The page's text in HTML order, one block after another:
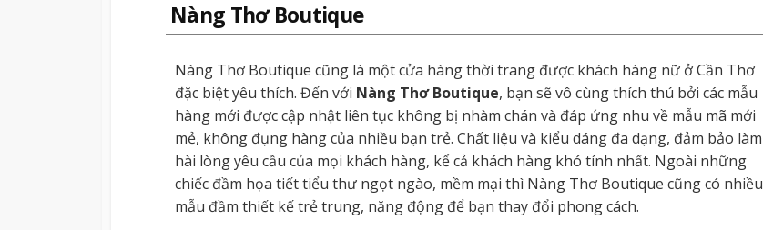
Nàng Thơ Boutique
Nàng Thơ Boutique cũng là một cửa hàng thời trang được khách hàng nữ ở Cần Thơ
đặc biệt yêu thích. Đến với Nàng Thơ Boutique, bạn sẽ vô cùng thích thú bởi các mẫu
hàng mới được cập nhật liên tục không bị nhàm chán và đáp ứng nhu về mẫu mã mới
mẻ, không đụng hàng của nhiều bạn trẻ. Chất liệu và kiểu dáng đa dạng, đảm bảo làm
hài lòng yêu cầu của mọi khách hàng, kể cả khách hàng khó tính nhất. Ngoài những
chiếc đầm họa tiết tiểu thư ngọt ngào, mềm mại thì Nàng Thơ Boutique cũng có nhiều
mẫu đầm thiết kế trẻ trung, năng động để bạn thay đổi phong cách.